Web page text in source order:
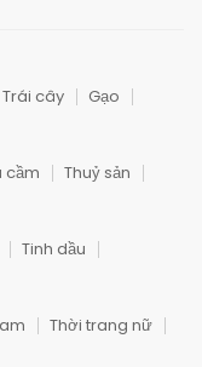
Trái cây
Gạo
cầm
Thuỷ sản
Tinh dầu
Thời trang nữ